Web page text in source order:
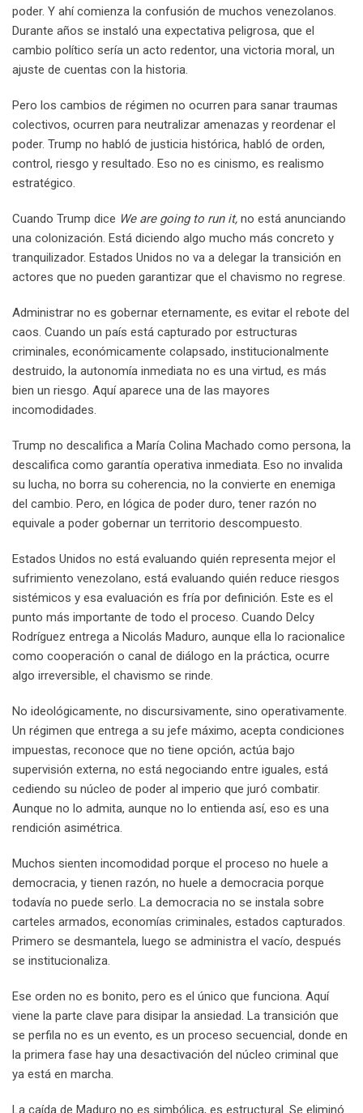
poder. Y ahí comienza la confusión de muchos venezolanos.
Durante años se instaló una expectativa peligrosa, que el
cambio político sería un acto redentor, una victoria moral, un
ajuste de cuentas con la historia.
Pero los cambios de régimen no ocurren para sanar traumas
colectivos, ocurren para neutralizar amenazas y reordenar el
poder. Trump no habló de justicia histórica, habló de orden,
control, riesgo y resultado. Eso no es cinismo, es realismo
estratégico.
Cuando Trump dice We are going to run it, no está anunciando
una colonización. Está diciendo algo mucho más concreto y
tranquilizador. Estados Unidos no va a delegar la transición en
actores que no pueden garantizar que el chavismo no regrese.
Administrar no es gobernar eternamente, es evitar el rebote del
caos. Cuando un país está capturado por estructuras
criminales, económicamente colapsado, institucionalmente
destruido, la autonomía inmediata no es una virtud, es más
bien un riesgo. Aquí aparece una de las mayores
incomodidades.
Trump no descalifica a María Colina Machado como persona, la
descalifica como garantía operativa inmediata. Eso no invalida
su lucha, no borra su coherencia, no la convierte en enemiga
del cambio. Pero, en lógica de poder duro, tener razón no
equivale a poder gobernar un territorio descompuesto.
Estados Unidos no está evaluando quién representa mejor el
sufrimiento venezolano, está evaluando quién reduce riesgos
sistémicos y esa evaluación es fría por definición. Este es el
punto más importante de todo el proceso. Cuando Delcy
Rodríguez entrega a Nicolás Maduro, aunque ella lo racionalice
como cooperación o canal de diálogo en la práctica, ocurre
algo irreversible, el chavismo se rinde.
No ideológicamente, no discursivamente, sino operativamente.
Un régimen que entrega a su jefe máximo, acepta condiciones
impuestas, reconoce que no tiene opción, actúa bajo
supervisión externa, no está negociando entre iguales, está
cediendo su núcleo de poder al imperio que juró combatir.
Aunque no lo admita, aunque no lo entienda así, eso es una
rendición asimétrica.
Muchos sienten incomodidad porque el proceso no huele a
democracia, y tienen razón, no huele a democracia porque
todavía no puede serlo. La democracia no se instala sobre
carteles armados, economías criminales, estados capturados.
Primero se desmantela, luego se administra el vacío, después
se institucionaliza.
Ese orden no es bonito, pero es el único que funciona. Aquí
viene la parte clave para disipar la ansiedad. La transición que
se perfila no es un evento, es un proceso secuencial, donde en
la primera fase hay una desactivación del núcleo criminal que
ya está en marcha.
La caída de Maduro no es simbólica, es estructural. Se eliminó